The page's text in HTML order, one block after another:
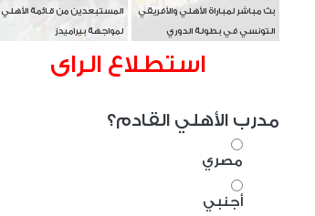
بث مباشر لمباراة الأهلي والأفريقي
التونسي في بطولة الدوري
المستبعدين من قائمة الأهلي
لمواجهة بيراميدز
استطلاع الراى
مدرب الأهلي القادم؟
مصري
أجنبي